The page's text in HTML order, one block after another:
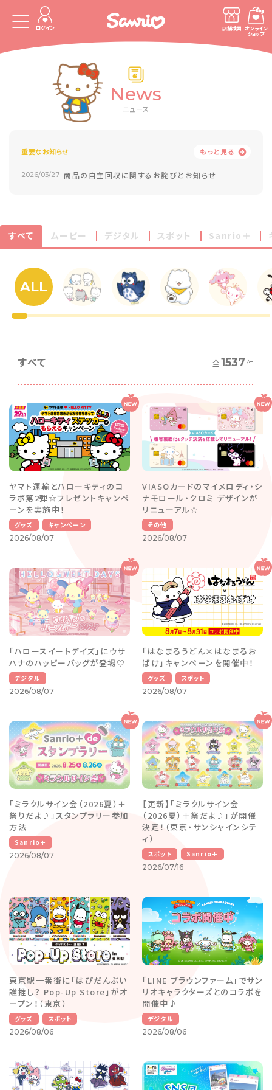
ログイン 店舗検索 オンライン
ショップ
News
ニュース
重要なお知らせ もっと見る
2026/03/27 商品の自主回収に関するお詫びとお知らせ
すべて ムービー デジタル スポット Sanrio＋
ALL
すべて 全1537件
ヤマト運輸とハローキティのコ
ラボ第2弾☆プレゼントキャンペ
ーンを実施中！
グッズ
キャンペーン
2026/08/07
VIASOカードのマイメロディ・シ
ナモロール・クロミ デザインが
リニューアル☆
その他
2026/08/07
「ハロースイートデイズ」にウサ
ハナのハッピーバッグが登場♡
デジタル
2026/08/07
「はなまるうどん×はなまるお
ばけ」キャンペーンを開催中！
グッズ
スポット
2026/08/07
「ミラクルサイン会（2026夏）＋
祭りだよ♪」スタンプラリー参加
方法
Sanrio＋
2026/08/07
【更新】「ミラクルサイン会
（2026夏）＋祭だよ♪」が開催
決定！（東京・サンシャインシテ
ィ）
スポット
Sanrio＋
2026/07/16
東京駅一番街に「はぴだんぶい
誰推し？ Pop-Up Store」がオ
ープン！（東京）
グッズ
スポット
2026/08/06
「LINE ブラウンファーム」でサン
リオキャラクターズとのコラボを
開催中♪
デジタル
2026/08/06